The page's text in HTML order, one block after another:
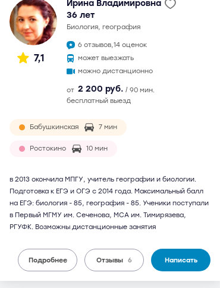
7,1
Ирина Владимировна
36 лет
биология, география
6 отзывов,14 оценок
может выезжать
можно дистанционно
от 2 200 руб. / 90 мин.
бесплатный выезд
Бабушкинская 7 мин
Ростокино 10 мин
в 2013 окончила МПГУ, учитель географии и биологии.
Подготовка к ЕГЭ и ОГЭ с 2014 года. Максимальный балл
на ЕГЭ: биология - 85, география - 85. Ученики поступали
в Первый МГМУ им. Сеченова, МСА им. Тимирязева,
РГУФК. Возможны дистанционные занятия
Подробнее Отзывы 6 Написать